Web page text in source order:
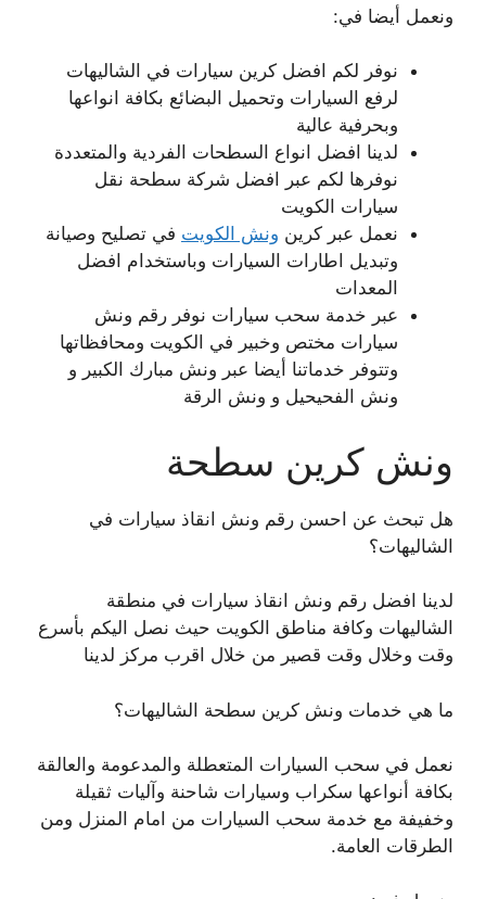
ونعمل أيضا في:
نوفر لكم افضل كرين سيارات في الشاليهات
لرفع السيارات وتحميل البضائع بكافة انواعها
وبحرفية عالية
لدينا افضل انواع السطحات الفردية والمتعددة
نوفرها لكم عبر افضل شركة سطحة نقل
سيارات الكويت
نعمل عبر كرين ونش الكويت في تصليح وصيانة
وتبديل اطارات السيارات وباستخدام افضل
المعدات
عبر خدمة سحب سيارات نوفر رقم ونش
سيارات مختص وخبير في الكويت ومحافظاتها
وتتوفر خدماتنا أيضا عبر ونش مبارك الكبير و
ونش الفحيحيل و ونش الرقة
ونش كرين سطحة
هل تبحث عن احسن رقم ونش انقاذ سيارات في
الشاليهات؟
لدينا افضل رقم ونش انقاذ سيارات في منطقة
الشاليهات وكافة مناطق الكويت حيث نصل اليكم بأسرع
وقت وخلال وقت قصير من خلال اقرب مركز لدينا
ما هي خدمات ونش كرين سطحة الشاليهات؟
نعمل في سحب السيارات المتعطلة والمدعومة والعالقة
بكافة أنواعها سكراب وسيارات شاحنة وآليات ثقيلة
وخفيفة مع خدمة سحب السيارات من امام المنزل ومن
الطرقات العامة.